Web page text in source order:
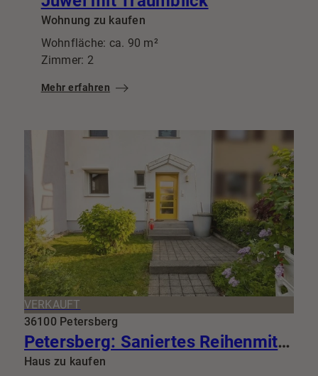
Wohnung zu kaufen
Wohnfläche: ca. 90 m²
Zimmer: 2
Mehr erfahren
VERKAUFT
36100 Petersberg
Petersberg: Saniertes Reihenmittelhaus mit Garten-Paradies, Süd-Terrasse, Garage & Ausbaureserve
Haus zu kaufen